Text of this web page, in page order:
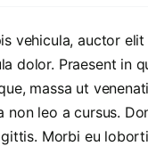
vehicula, auctor
dolor. Praesent in
massa ut
non leo a cursus.
Morbi eu